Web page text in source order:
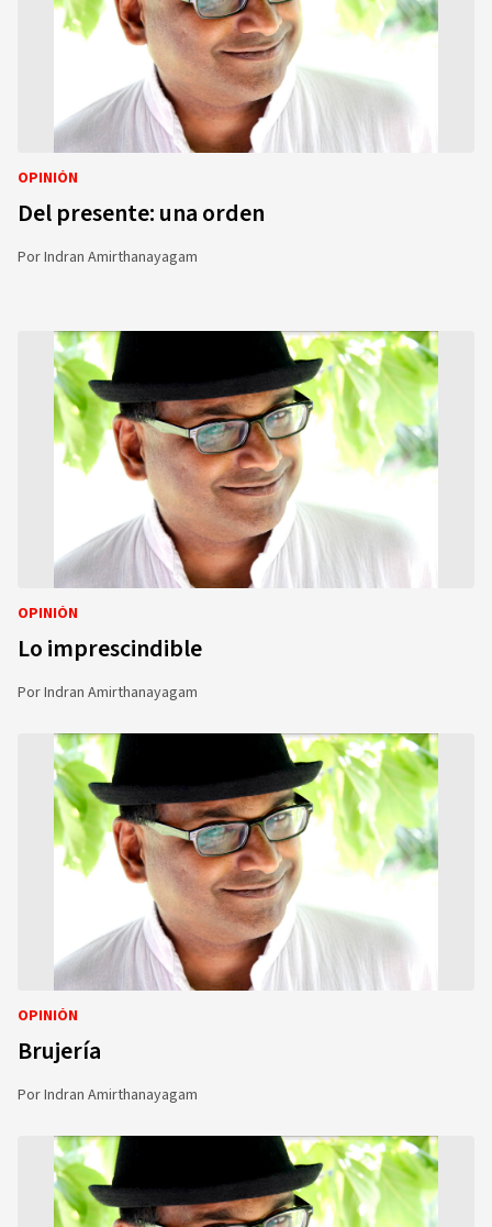
OPINIÓN
Del presente: una orden
PorIndran Amirthanayagam
OPINIÓN
Lo imprescindible
PorIndran Amirthanayagam
OPINIÓN
Brujería
PorIndran Amirthanayagam